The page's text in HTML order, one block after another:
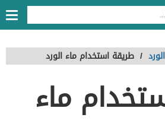
/ طريقة استخدام ماء الورد
ماء